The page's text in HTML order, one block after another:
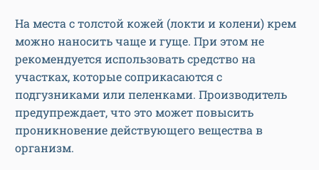
На места с толстой кожей (локти и колени) крем
можно наносить чаще и гуще. При этом не
рекомендуется использовать средство на
участках, которые соприкасаются с
подгузниками или пеленками. Производитель
предупреждает, что это может повысить
проникновение действующего вещества в
организм.